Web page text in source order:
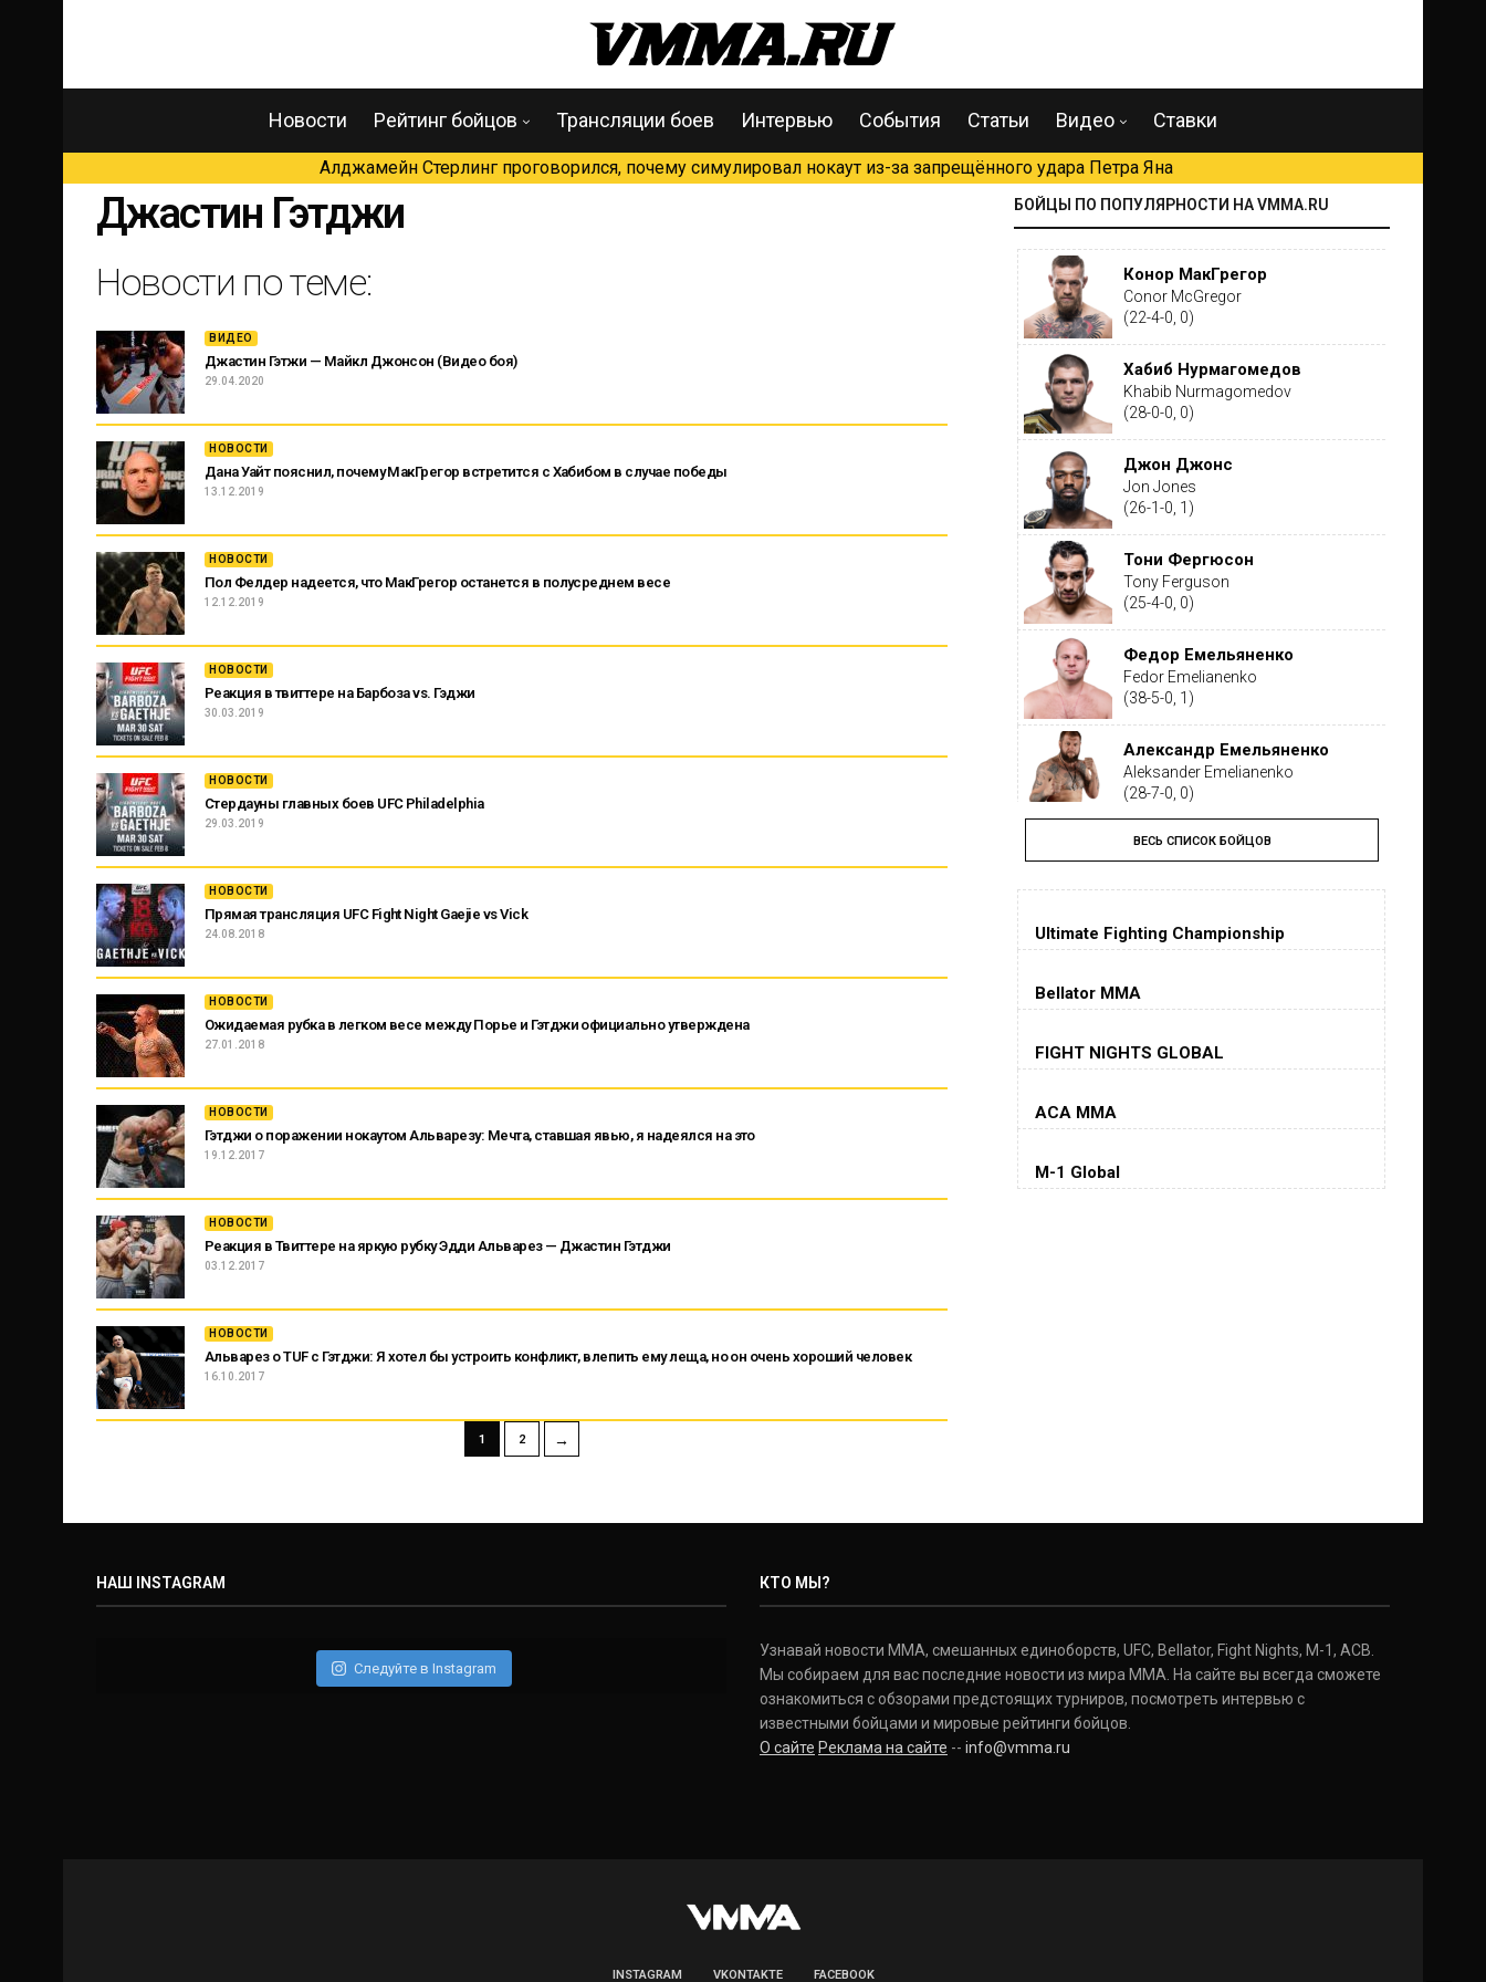
Новости Рейтинг бойцов Трансляции боев Интервью События Статьи Видео Ставки
Алджамейн Стерлинг проговорился, почему симулировал нокаут из-за запрещённого удара Петра Яна
Джастин Гэтджи
Новости по теме:
ВИДЕО
Джастин Гэтжи — Майкл Джонсон (Видео боя)
29.04.2020
НОВОСТИ
Дана Уайт пояснил, почему МакГрегор встретится с Хабибом в случае победы
13.12.2019
НОВОСТИ
Пол Фелдер надеется, что МакГрегор останется в полусреднем весе
12.12.2019
НОВОСТИ
Реакция в твиттере на Барбоза vs. Гэджи
30.03.2019
НОВОСТИ
Стердауны главных боев UFC Philadelphia
29.03.2019
НОВОСТИ
Прямая трансляция UFC Fight Night Gaejie vs Vick
24.08.2018
НОВОСТИ
Ожидаемая рубка в легком весе между Порье и Гэтджи официально утверждена
27.01.2018
НОВОСТИ
Гэтджи о поражении нокаутом Альварезу: Мечта, ставшая явью, я надеялся на это
19.12.2017
НОВОСТИ
Реакция в Твиттере на яркую рубку Эдди Альварез — Джастин Гэтджи
03.12.2017
НОВОСТИ
Альварез о TUF с Гэтджи: Я хотел бы устроить конфликт, влепить ему леща, но он очень хороший человек
16.10.2017
1 2 →
БОЙЦЫ ПО ПОПУЛЯРНОСТИ НА VMMA.RU
Конор МакГрегор
Conor McGregor
(22-4-0, 0)
Хабиб Нурмагомедов
Khabib Nurmagomedov
(28-0-0, 0)
Джон Джонс
Jon Jones
(26-1-0, 1)
Тони Фергюсон
Tony Ferguson
(25-4-0, 0)
Федор Емельяненко
Fedor Emelianenko
(38-5-0, 1)
Александр Емельяненко
Aleksander Emelianenko
(28-7-0, 0)
Тайрон Вудли
Tyron Woodley
(19-5-1, 0)
Дастин Порье
(26-6-0, 1)
Jorge Masvidal
Колби Ковингтон
Исраэль Адесанья
(19-0-0, 0)
ВЕСЬ СПИСОК БОЙЦОВ
Ultimate Fighting Championship
Bellator MMA
FIGHT NIGHTS GLOBAL
ACA MMA
M-1 Global
НАШ INSTAGRAM
Следуйте в Instagram
КТО МЫ?
Узнавай новости ММА, смешанных единоборств, UFC, Bellator, Fight Nights, M-1, ACB.
Мы собираем для вас последние новости из мира ММА. На сайте вы всегда сможете
ознакомиться с обзорами предстоящих турниров, посмотреть интервью с
известными бойцами и мировые рейтинги бойцов.
О сайте Реклама на сайте -- info@vmma.ru
INSTAGRAM VKONTAKTE FACEBOOK